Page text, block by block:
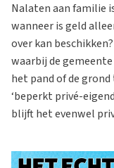
Nalaten aan familie
wanneer is geld
over kan
waarbij de
het pand of de grond
‘beperkt privé-
blijft het evenwel